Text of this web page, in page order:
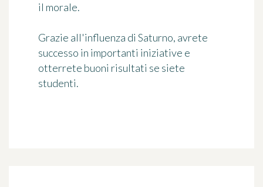
il morale.
Grazie all'influenza di Saturno, avrete
successo in importanti iniziative e
otterrete buoni risultati se siete
studenti.